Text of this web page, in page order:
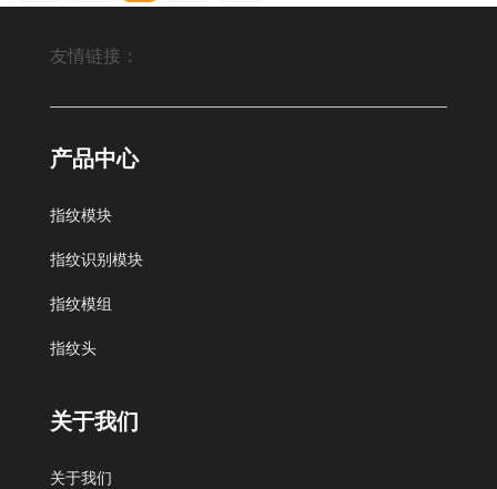
友情链接：
Fingerprint module,Fingerprint sensor module
北京艾迪沃德科技发展有限公司
搜狐
产品中心
指纹模块
指纹识别模块
指纹模组
指纹头
关于我们
关于我们